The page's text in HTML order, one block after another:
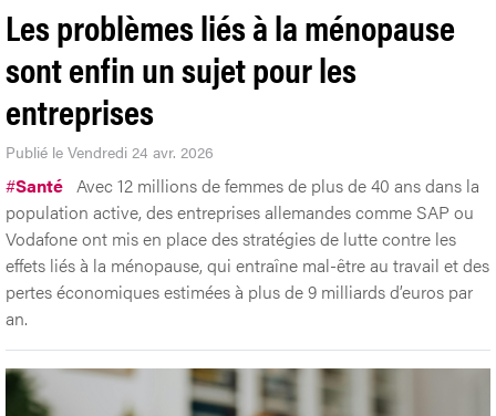
Les problèmes liés à la ménopause
sont enfin un sujet pour les
entreprises
Publié le Vendredi 24 avr. 2026
#Santé Avec 12 millions de femmes de plus de 40 ans dans la
population active, des entreprises allemandes comme SAP ou
Vodafone ont mis en place des stratégies de lutte contre les
effets liés à la ménopause, qui entraîne mal-être au travail et des
pertes économiques estimées à plus de 9 milliards d’euros par
an.